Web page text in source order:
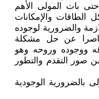
بات المولى الأهم
الطاقات والإمكانات
والضرورية لوجوده
عن حل مشكلة
ووجوده وروحه وهو
التقدم والتطور
بالضرورية الوجودية